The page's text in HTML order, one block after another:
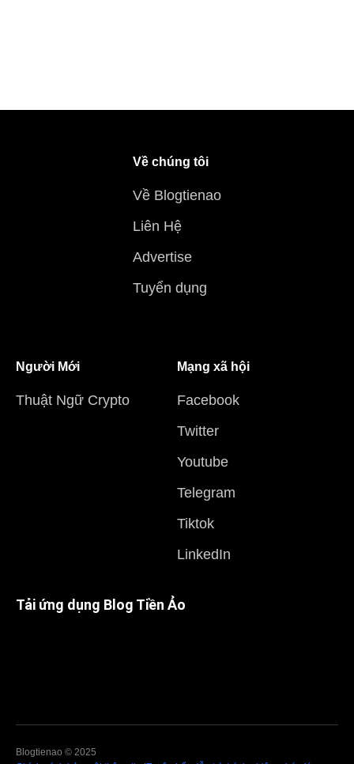
Về chúng tôi
Về Blogtienao
Liên Hệ
Advertise
Tuyển dụng
Người Mới
Thuật Ngữ Crypto
Mạng xã hội
Facebook
Twitter
Youtube
Telegram
Tiktok
LinkedIn
Tải ứng dụng Blog Tiền Ảo
Blogtienao © 2025